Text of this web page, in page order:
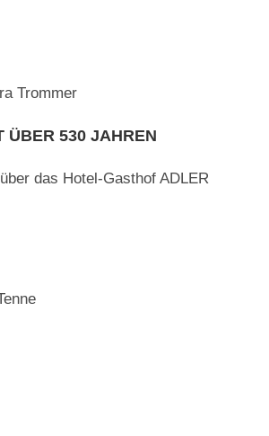
Trommer
ÜBER 530 JAHREN
das Hotel-Gasthof ADLER